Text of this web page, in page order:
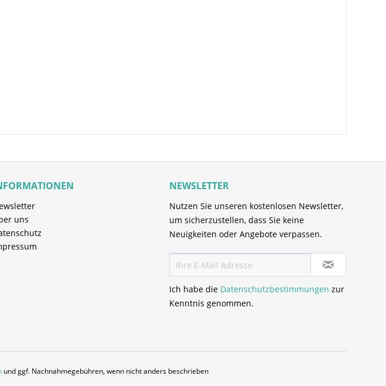
uns
NEWSLETTER
Nutzen Sie unseren kostenlosen Newsletter,
um sicherzustellen, dass Sie keine
Neuigkeiten oder Angebote verpassen.
Ich habe die Datenschutzbestimmungen zur
Kenntnis genommen.
und ggf. Nachnahmegebühren, wenn nicht anders beschrieben